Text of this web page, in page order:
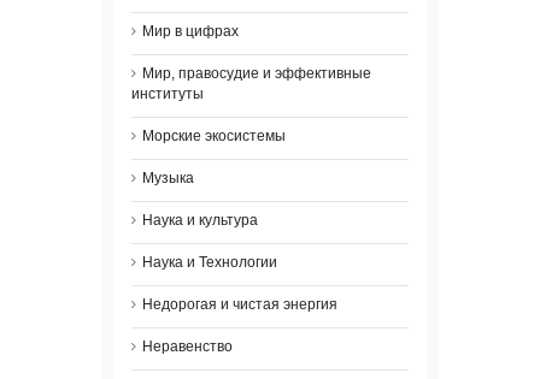
Мир в цифрах
Мир, правосудие и эффективные
институты
Морские экосистемы
Музыка
Наука и культура
Наука и Технологии
Недорогая и чистая энергия
Неравенство